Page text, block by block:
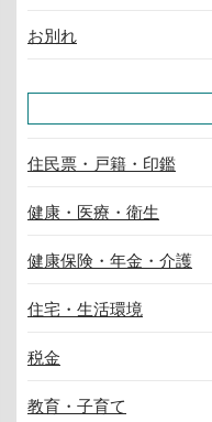
お別れ
住民票・戸籍・印鑑
健康・医療・衛生
健康保険・年金・介護
住宅・生活環境
税金
教育・子育て